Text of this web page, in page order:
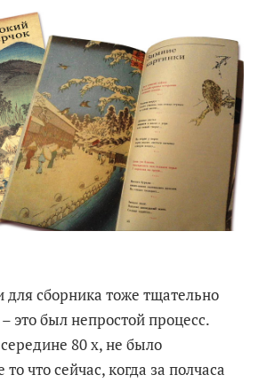
сборника тоже тщательно
это был непростой процесс.
80 х, не было
что сейчас, когда за полчаса